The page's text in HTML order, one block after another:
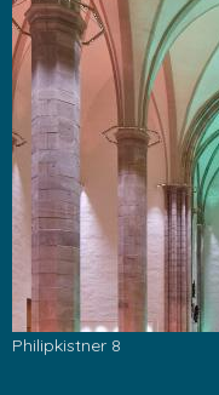
Philipkistner 8